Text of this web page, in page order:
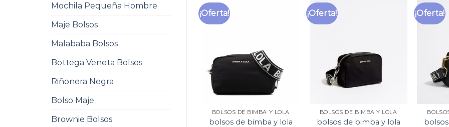
Mochila Pequeña Hombre
Maje Bolsos
Malababa Bolsos
Bottega Veneta Bolsos
Riñonera Negra
Bolso Maje
Brownie Bolsos
¡Oferta!
BOLSOS DE BIMBA Y LOLA
bolsos de bimba y lola
¡Oferta!
BOLSOS DE BIMBA Y LOLA
bolsos de bimba y lola
¡Oferta!